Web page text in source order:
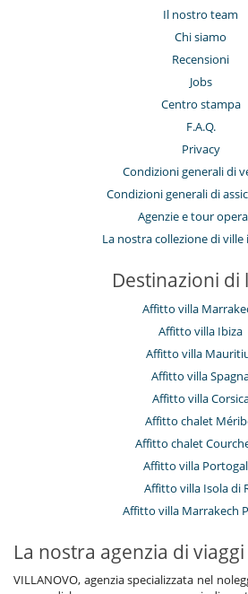
Il nostro team
Chi siamo
Recensioni
Jobs
Centro stampa
F.A.Q.
Privacy
Condizioni generali di
Condizioni generali di
Agenzie e tour
La nostra collezione di
Destinazioni di
Affitto villa
Affitto villa Ibiza
Affitto villa
Affitto villa
Affitto villa
Affitto chalet
Affitto chalet
Affitto villa
Affitto villa Isola di
Affitto villa Marrakech
La nostra agenzia di viaggi
VILLANOVO, agenzia specializzata nel